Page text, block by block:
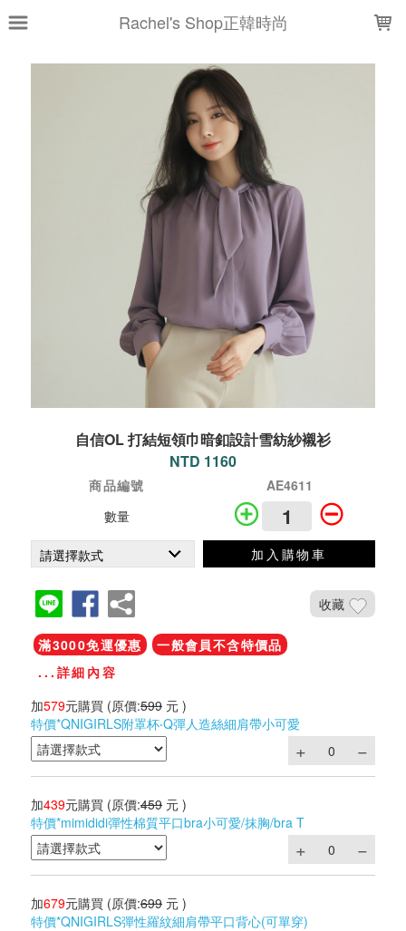
Rachel's Shop正韓時尚
自信OL 打結短領巾暗釦設計雪紡紗襯衫
NTD 1160
商品編號
AE4611
數量
加入購物車
收藏
滿3000免運優惠
一般會員不含特價品
...詳細內容
加579元購買 (原價:599 元 )
特價*QNIGIRLS附罩杯‧Q彈人造絲細肩帶小可愛
加439元購買 (原價:459 元 )
特價*mimididi彈性棉質平口bra小可愛/抹胸/bra T
加679元購買 (原價:699 元 )
特價*QNIGIRLS彈性羅紋細肩帶平口背心(可單穿)